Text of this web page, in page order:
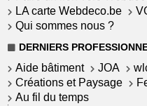
LA carte Webdeco.be
Qui sommes nous ?
DERNIERS
Aide bâtiment JOA
Créations et Paysage
Au fil du temps